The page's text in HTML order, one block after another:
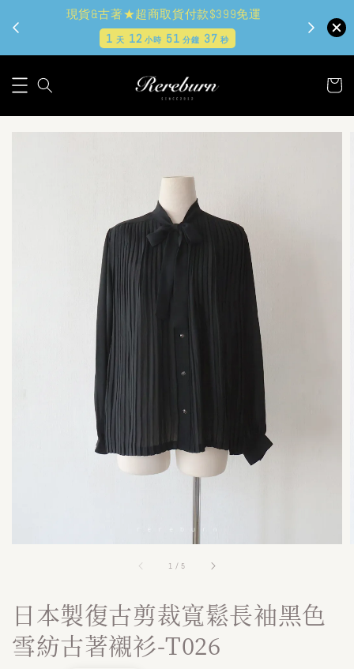
現貨&古著★超商取貨付款$399免運
1 天 12 小時 51 分鐘 36秒
1 /5
日本製復古剪裁寬鬆長袖黑色
雪紡古著襯衫-T026